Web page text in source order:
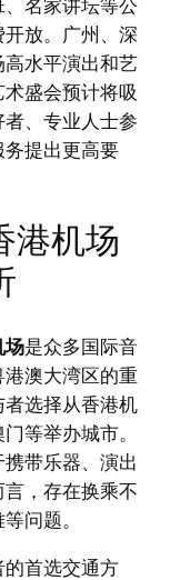
名家讲坛等公
放。广州、深
水平演出和艺
盛会预计将吸
、专业人士参
提出更高要
港机场
场是众多国际音
澳大湾区的重
选择从香港机
等举办城市。
带乐器、演出
，存在换乘不
问题。
首选交通方